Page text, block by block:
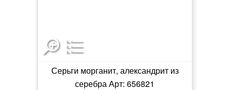
Серьги морганит, александрит из
серебра Арт: 656821